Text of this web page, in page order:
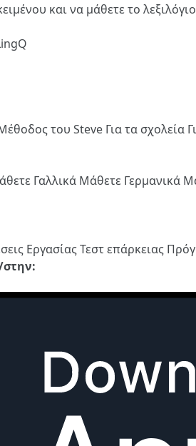
και να μάθετε το λεξιλόγιο
του Steve Για τα σχολεία
Γαλλικά Μάθετε Γερμανικά
ΕργασίαςΤεστ επάρκειας